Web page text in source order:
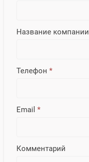
Название компании
Телефон *
Email *
Комментарий